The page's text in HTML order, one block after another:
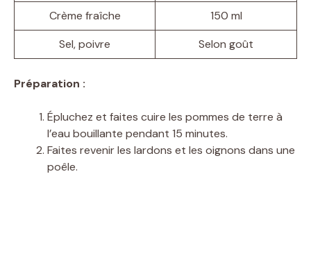
Crème fraîche
150 ml
Sel, poivre
Selon goût
Préparation :
Épluchez et faites cuire les pommes de terre à
l’eau bouillante pendant 15 minutes.
Faites revenir les lardons et les oignons dans une
poêle.